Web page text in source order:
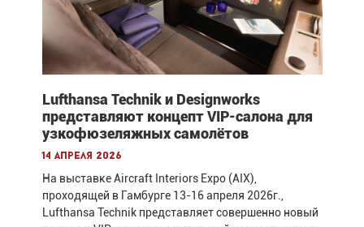
Lufthansa Technik и Designworks
представляют концепт VIP-салона для
узкофюзеляжных самолётов
14 апреля 2026
На выставке Aircraft Interiors Expo (AIX),
проходящей в Гамбурге 13-16 апреля 2026г.,
Lufthansa Technik представляет совершенно новый